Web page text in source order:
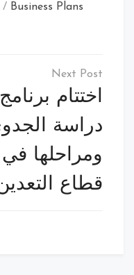
Business Plans
/
تصفّح
المقالات
اختتام برنامج
دراسة
ومراحلها في
قطاع